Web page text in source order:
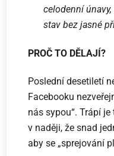
celodenní
stav bez jasné
PROČ TO DĚLAJÍ?
Poslední desetiletí
Facebooku
nás sypou“. Trápí
v naději, že snad
aby se „sprejování